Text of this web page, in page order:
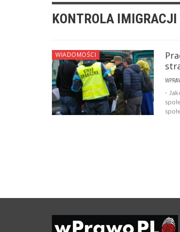
KONTROLA IMIGRACJI
WIADOMOŚCI
-